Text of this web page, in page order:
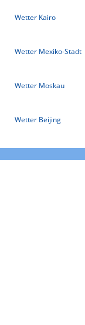
Wetter Kairo
Wetter Mexiko-Stadt
Wetter Moskau
Wetter Beijing